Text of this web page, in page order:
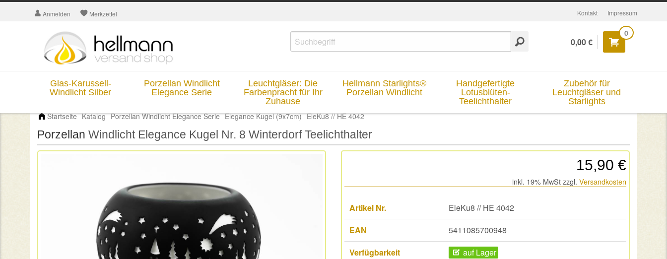
Anmelden Merkzettel Kontakt Impressum
0
0,00 €
Glas-Karussell-
Windlicht Silber
Porzellan Windlicht
Elegance Serie
Leuchtgläser: Die
Farbenpracht für Ihr
Zuhause
Hellmann Starlights®
Porzellan Windlicht
Handgefertigte
Lotusblüten-
Teelichthalter
Zubehör für
Leuchtgläser und
Starlights
Startseite Katalog Porzellan Windlicht Elegance Serie Elegance Kugel (9x7cm) EleKu8 // HE 4042
Porzellan Windlicht Elegance Kugel Nr. 8 Winterdorf Teelichthalter
15,90 €
inkl. 19% MwSt zzgl. Versandkosten
Artikel Nr.
EleKu8 // HE 4042
EAN
5411085700948
Verfügbarkeit
auf Lager